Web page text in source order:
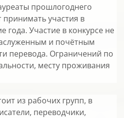
прошлогоднего
принимать участия в
года. Участие в конкурсе не
и почётным
перевода. Ограничений по
месту проживания
из рабочих групп, в
переводчики,